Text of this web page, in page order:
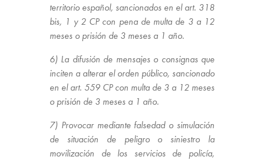
territorio español, sancionados en el art. 318
bis, 1 y 2 CP con pena de multa de 3 a 12
meses o prisión de 3 meses a 1 año.
6) La difusión de mensajes o consignas que
inciten a alterar el orden público, sancionado
en el art. 559 CP con multa de 3 a 12 meses
o prisión de 3 meses a 1 año.
7) Provocar mediante falsedad o simulación
de situación de peligro o siniestro la
movilización de los servicios de policía,